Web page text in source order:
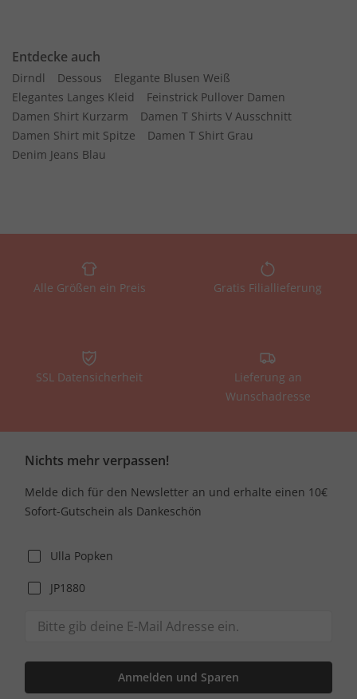
Entdecke auch
Dirndl Dessous
Elegante Blusen Weiß
Elegantes Langes Kleid
Feinstrick Pullover Damen
Damen Shirt Kurzarm
Damen T Shirts V Ausschnitt
Damen Shirt mit Spitze
Damen T Shirt Grau
Denim Jeans Blau
Alle Größen ein Preis Gratis Filiallieferung
SSL Datensicherheit
Lieferung an
Wunschadresse
Nichts mehr verpassen!
Melde dich für den Newsletter an und erhalte einen 10€
Sofort-Gutschein als Dankeschön
Ulla Popken
JP1880
Anmelden und Sparen